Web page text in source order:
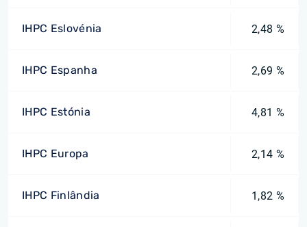
IHPC Eslovénia 2,48 %
IHPC Espanha 2,69 %
IHPC Estónia 4,81 %
IHPC Europa 2,14 %
IHPC Finlândia 1,82 %